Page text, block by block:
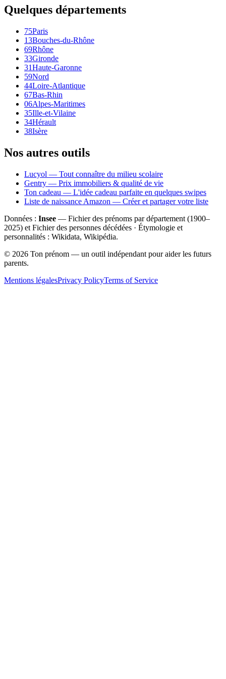
Quelques départements
75Paris
13Bouches-du-Rhône
69Rhône
33Gironde
31Haute-Garonne
59Nord
44Loire-Atlantique
67Bas-Rhin
06Alpes-Maritimes
35Ille-et-Vilaine
34Hérault
38Isère
Nos autres outils
Lucyol — Tout connaître du milieu scolaire
Gentry — Prix immobiliers & qualité de vie
Ton cadeau — L'idée cadeau parfaite en quelques swipes
Liste de naissance Amazon — Créer et partager votre liste
Données : Insee — Fichier des prénoms par département (1900–
2025) et Fichier des personnes décédées · Étymologie et
personnalités : Wikidata, Wikipédia.
© 2026 Ton prénom — un outil indépendant pour aider les futurs
parents.
Mentions légalesPrivacy PolicyTerms of Service